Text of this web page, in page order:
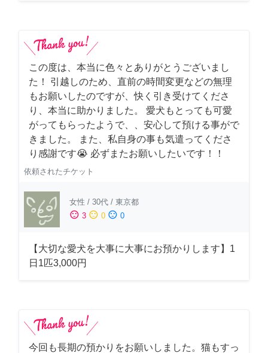
この度は、本当に色々とありがとうございまし
た！ 引越しのため、直前の時間変更などの無理
もお願いしたのですが、快く引き受けてくださ
り、本当に助かりました。 愛犬もとっても可愛
がってもらったようで、、安心して預ける事がで
きました。 また、私自身の事も気遣ってくださ
り感謝です😭 必ずまたお願いしたいです！！
依頼されたチケット
女性 / 30代 / 東京都
sentiment_satisfied 3 sentiment_neutral 0 sentiment_dissatisfied 0
【大切な愛犬を大事に大事にお預かりします】1
日1匹3,000円
今回も長期の預かりをお願いしました。猫もすっ